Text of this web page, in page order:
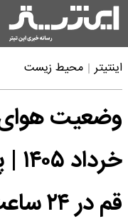
اینتیتر محیط زیست
قم